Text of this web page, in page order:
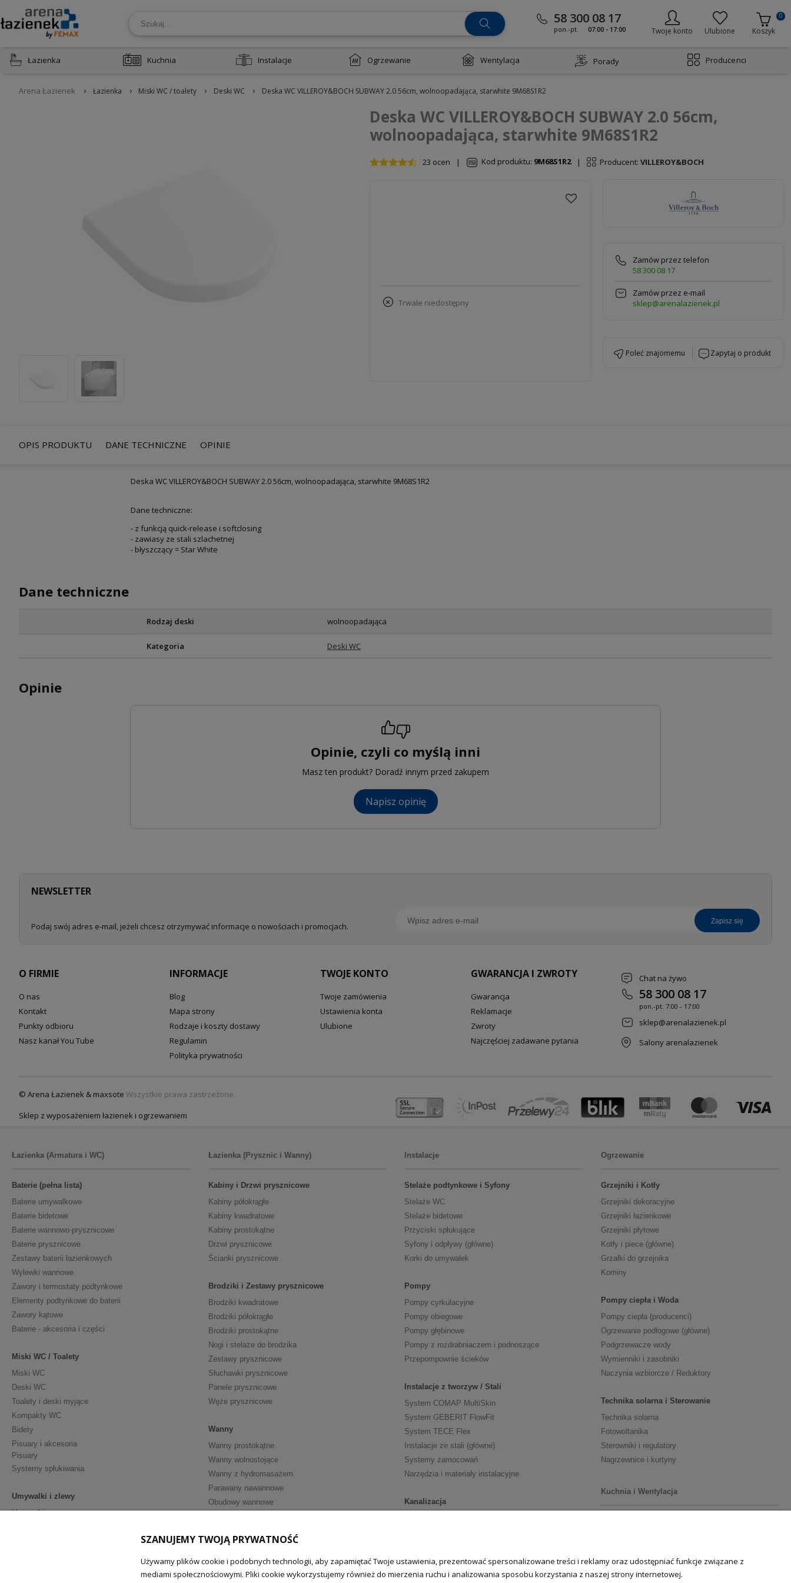
58 300 08 17
pon.-pt. 07:00 - 17:00 Twoje konto Ulubione Koszyk
0
Łazienka Kuchnia Instalacje Ogrzewanie Wentylacja Porady Producenci
Arena Łazienek › Łazienka › Miski WC / toalety › Deski WC › Deska WC VILLEROY&BOCH SUBWAY 2.0 56cm, wolnoopadająca, starwhite 9M68S1R2
Deska WC VILLEROY&BOCH SUBWAY 2.0 56cm,
wolnoopadająca, starwhite 9M68S1R2
23 ocen | Kod produktu: 9M68S1R2 | Producent: VILLEROY&BOCH
trwale niedostępny
Zamów przez telefon
58 300 08 17
Zamów przez e-mail
sklep@arenalazienek.pl
poleć znajomemu zapytaj o produkt
OPIS PRODUKTU DANE TECHNICZNE OPINIE
Deska WC VILLEROY&BOCH SUBWAY 2.0 56cm, wolnoopadająca, starwhite 9M68S1R2
Dane techniczne:
- z funkcją quick-release i softclosing
- zawiasy ze stali szlachetnej
- błyszczący = Star White
Dane techniczne
Rodzaj deski wolnoopadająca
Kategoria Deski WC
Opinie
Opinie, czyli co myślą inni
Masz ten produkt? Doradź innym przed zakupem
Napisz opinię
NEWSLETTER
Podaj swój adres e-mail, jeżeli chcesz otrzymywać informacje o nowościach i promocjach.
zapisz się
O FIRMIE
O nas
Kontakt
Punkty odbioru
Nasz kanał You Tube
INFORMACJE
Blog
Mapa strony
Rodzaje i koszty dostawy
Regulamin
Polityka prywatności
TWOJE KONTO
Twoje zamówienia
Ustawienia konta
Ulubione
GWARANCJA I ZWROTY
Gwarancja
Reklamacje
Zwroty
Najczęściej zadawane pytania
Chat na żywo
58 300 08 17
pon.-pt. 7:00 - 17:00
sklep@arenalazienek.pl
Salony arenalazienek
© Arena Łazienek & maxsote Wszystkie prawa zastrzeżone.
Sklep z wyposażeniem łazienek i ogrzewaniem
Łazienka (Armatura i WC)
Baterie (pełna lista)
Baterie umywalkowe
Baterie bidetowe
Baterie wannowo-prysznicowe
Baterie prysznicowe
Zestawy baterii łazienkowych
Wylewki wannowe
Zawory i termostaty podtynkowe
Elementy podtynkowe do baterii
Zawory kątowe
Baterie - akcesoria i części
Miski WC / Toalety
Miski WC
Deski WC
Toalety i deski myjące
Kompakty WC
Bidety
Pisuary i akcesoria
Pisuary
Systemy spłukiwania
Umywalki i zlewy
Umywalki
Łazienka (Prysznic i Wanny)
Kabiny i Drzwi prysznicowe
Kabiny półokrągłe
Kabiny kwadratowe
Kabiny prostokątne
Drzwi prysznicowe
Ścianki prysznicowe
Brodziki i Zestawy prysznicowe
Brodziki kwadratowe
Brodziki półokrągłe
Brodziki prostokątne
Nogi i stelaże do brodzika
Zestawy prysznicowe
Słuchawki prysznicowe
Panele prysznicowe
Węże prysznicowe
Wanny
Wanny prostokątne
Wanny wolnostojące
Wanny z hydromasażem
Parawany nawannowe
Obudowy wannowe
Szafki podumywalkowe
Umywalki z szafką
Lustra łazienkowe
Instalacje
Stelaże podtynkowe i Syfony
Stelaże WC
Stelaże bidetowe
Przyciski spłukujące
Syfony i odpływy (główne)
Korki do umywalek
Pompy
Pompy cyrkulacyjne
Pompy obiegowe
Pompy głębinowe
Pompy z rozdrabniaczem i podnoszące
Przepompownie ścieków
Instalacje z tworzyw / Stali
System COMAP MultiSkin
System GEBERIT FlowFit
System TECE Flex
Instalacje ze stali (główne)
Systemy zamocowań
Narzędzia i materiały instalacyjne
Kanalizacja
Zasuwy burzowe
Ogrzewanie
Grzejniki i Kotły
Grzejniki dekoracyjne
Grzejniki łazienkowe
Grzejniki płytowe
Kotły i piece (główne)
Grzałki do grzejnika
Kominy
Pompy ciepła i Woda
Pompy ciepła (producenci)
Ogrzewanie podłogowe (główne)
Podgrzewacze wody
Wymienniki i zasobniki
Naczynia wzbiorcze / Reduktory
Technika solarna i Sterowanie
Technika solarna
Fotowoltanika
Sterowniki i regulatory
Nagrzewnice i kurtyny
Kuchnia i Wentylacja
Młynki do odpadów
SZANUJEMY TWOJĄ PRYWATNOŚĆ
Używamy plików cookie i podobnych technologii, aby zapamiętać Twoje ustawienia, prezentować spersonalizowane treści i reklamy oraz udostępniać funkcje związane z
mediami społecznościowymi. Pliki cookie wykorzystujemy również do mierzenia ruchu i analizowania sposobu korzystania z naszej strony internetowej.